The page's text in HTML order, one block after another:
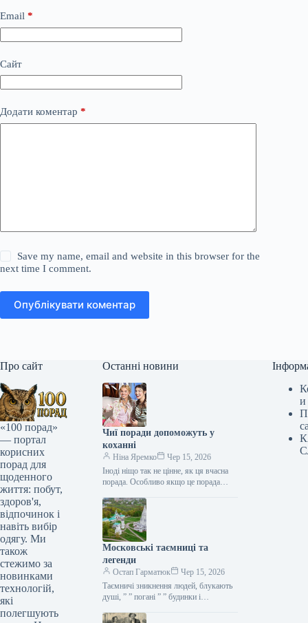
Email *
Сайт
Додати коментар *
Save my name, email and website in this browser for the
next time I comment.
Опублікувати коментар
Про сайт
«100 порад»
— портал
корисних
порад для
щоденного
життя: побут,
здоров'я,
відпочинок і
навіть вибір
одягу. Ми
також
стежимо за
новинками
технологій,
які
полегшують
Останні новини
Чиї поради допоможуть у
коханні
Ніна Яремко
Чер 15, 2026
Іноді ніщо так не цінне, як ця вчасна
порада. Особливо якщо це порада
косметолога, тренера, стиліста…
Московські таємниці та
легенди
Остап Гарматюк
Чер 15, 2026
Таємничі зникнення людей, блукають
душі, ” ” погані ” ” будинки і
Щоб…
и